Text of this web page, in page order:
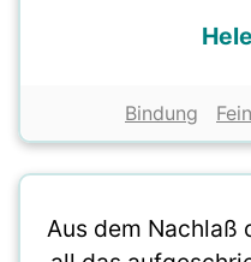
Bindung
Aus dem Nachlaß